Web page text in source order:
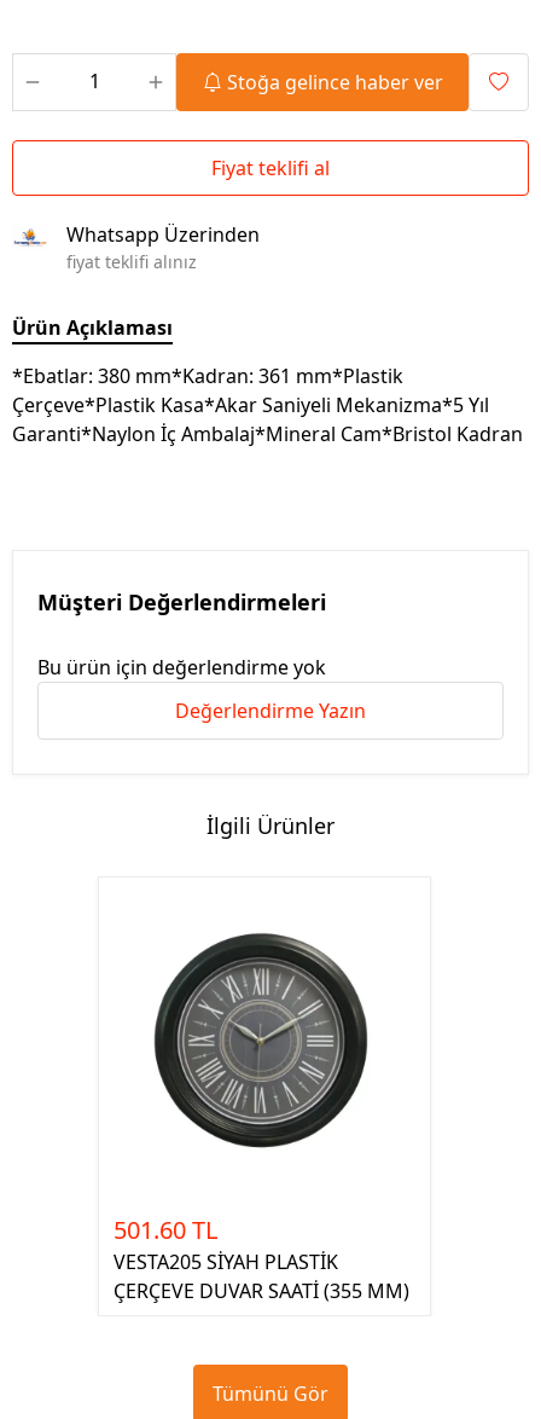
Stoğa gelince haber ver
Fiyat teklifi al
Whatsapp Üzerinden
fiyat teklifi alınız
Ürün Açıklaması
*Ebatlar: 380 mm*Kadran: 361 mm*Plastik
Çerçeve*Plastik Kasa*Akar Saniyeli Mekanizma*5 Yıl
Garanti*Naylon İç Ambalaj*Mineral Cam*Bristol Kadran
Müşteri Değerlendirmeleri
Bu ürün için değerlendirme yok
Değerlendirme Yazın
İlgili Ürünler
501.60 TL
VESTA205 SİYAH PLASTİK
ÇERÇEVE DUVAR SAATİ (355 MM)
Tümünü Gör